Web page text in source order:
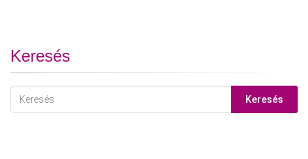
Keresés
Keresés